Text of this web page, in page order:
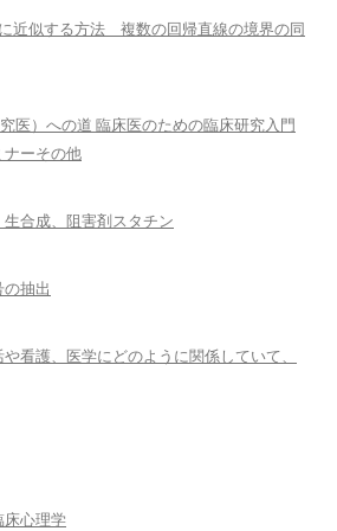
近似する方法 複数の回帰直線の境界の同
医）への道 臨床医のための臨床研究入門
ナーその他
合成、阻害剤スタチン
抽出
看護、医学にどのように関係していて、
床心理学